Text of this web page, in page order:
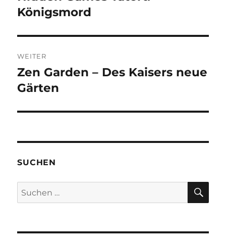
Beitrag:
Königsmord
WEITER
Nächster
Beitrag:
Zen Garden – Des Kaisers neue
Gärten
SUCHEN
Suchen
nach: